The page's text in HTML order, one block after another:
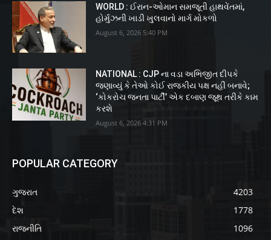
WORLD : ઈરાન-ઓમાન સમજૂતી હાથવેંતમાં,
હોર્મુઝની ખાડી ખુલવાનો માર્ગ મોકળો
August 6, 2026 5:40 PM
NATIONAL : CJP ના વડા અભિજીત દીપકે
જણાવ્યું કે તેઓ કોઈ રાજકીય પક્ષ નહીં બનાવે;
‘કોકરોચ જનતા પાર્ટી’ એક દબાણ જૂથ તરીકે કામ
કરશે
August 6, 2026 4:31 PM
POPULAR CATEGORY
ગુજરાત
4203
દેશ
1778
રાજનીતિ
1096